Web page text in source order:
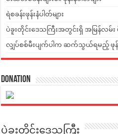
ရဲစခန်းဖုန်းနံပါတ်များ
ပဲခူးတိုင်းဒေသကြီးအတွင်းရှိ အမြန်လမ်း
လျှပ်စစ်မီးပျက်ပါက ဆက်သွယ်ရမည့် ဖုန်း
Donation
ပဲခူးတိုင်းဒေသကြီး